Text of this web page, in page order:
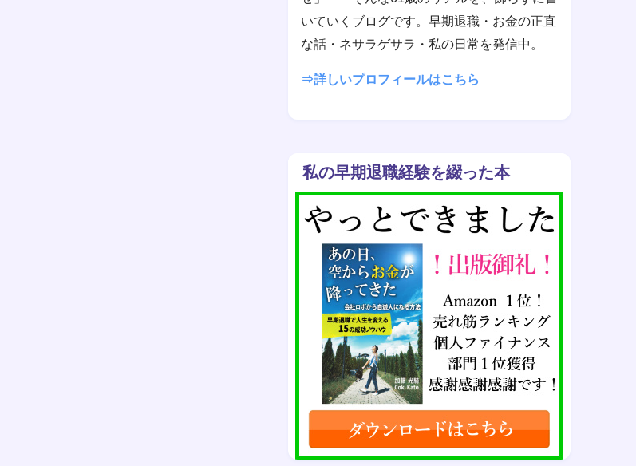
いていくブログです。早期退職・お金の正直
な話・ネサラゲサラ・私の日常を発信中。
⇒詳しいプロフィールはこちら
私の早期退職経験を綴った本